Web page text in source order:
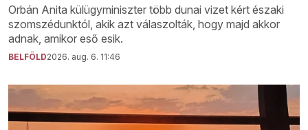
Orbán Anita külügyminiszter több dunai vizet kért északi
szomszédunktól, akik azt válaszolták, hogy majd akkor
adnak, amikor eső esik.
BELFÖLD2026. aug. 6. 11:46